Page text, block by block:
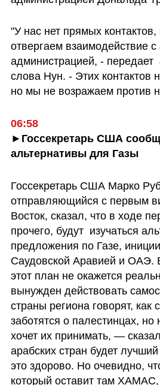
"У нас нет прямых
отвергаем взаимодействие с
администрацией, - передает
слова Нун. - Этих контактов
но мы не возражаем против
06:58
►Госсекретарь США
альтернативы для Газы
Госсекретарь США Марко
отправляющийся с первым
Восток, сказал, что в ходе
прочего, будут  изучаться
предложения по Газе,
Саудовской Аравией и ОАЭ.
этот план не окажется
вынужден действовать
страны региона говорят, как
заботятся о палестинцах, но
хочет их принимать, —
арабских стран будет
это здорово. Но очевидно,
который оставит там ХАМАС,